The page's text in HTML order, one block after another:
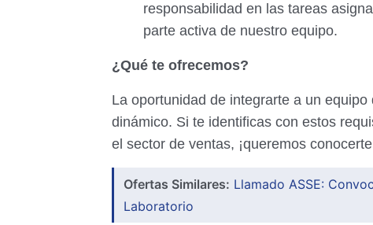
responsabilidad en las tareas
parte activa de nuestro equipo.
¿Qué te ofrecemos?
La oportunidad de integrarte a un
dinámico. Si te identificas con estos
el sector de ventas, ¡queremos
Ofertas Similares: Llamado ASSE:
Laboratorio